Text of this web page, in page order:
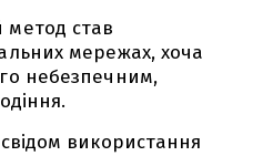
став
мережах, хоча
небезпечним,
використання